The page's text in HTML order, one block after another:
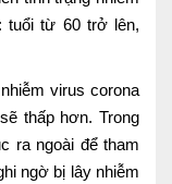
tuổi từ 60 trở lên,
virus corona
thấp hơn. Trong
ra ngoài để tham
ngờ bị lây nhiễm